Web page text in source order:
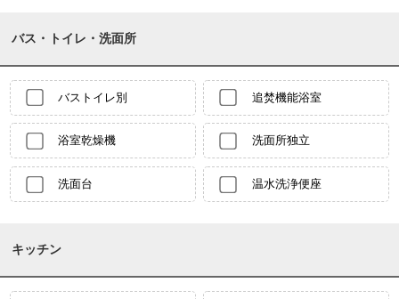
バス・トイレ・洗面所
バストイレ別 追焚機能浴室
浴室乾燥機 洗面所独立
洗面台 温水洗浄便座
キッチン